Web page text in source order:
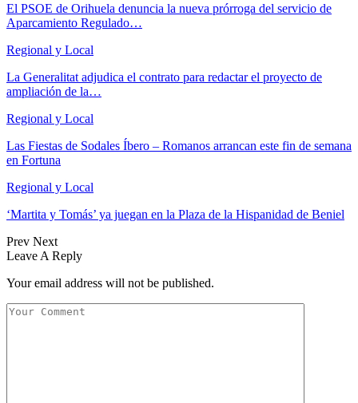
El PSOE de Orihuela denuncia la nueva prórroga del servicio de
Aparcamiento Regulado…
Regional y Local
La Generalitat adjudica el contrato para redactar el proyecto de
ampliación de la…
Regional y Local
Las Fiestas de Sodales Íbero – Romanos arrancan este fin de semana
en Fortuna
Regional y Local
‘Martita y Tomás’ ya juegan en la Plaza de la Hispanidad de Beniel
Prev Next
Leave A Reply
Your email address will not be published.